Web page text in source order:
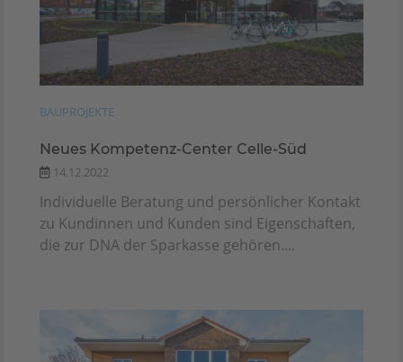
BAUPROJEKTE
Neues Kompetenz-Center Celle-Süd
14.12.2022
Individuelle Beratung und persönlicher Kontakt
zu Kundinnen und Kunden sind Eigenschaften,
die zur DNA der Sparkasse gehören....